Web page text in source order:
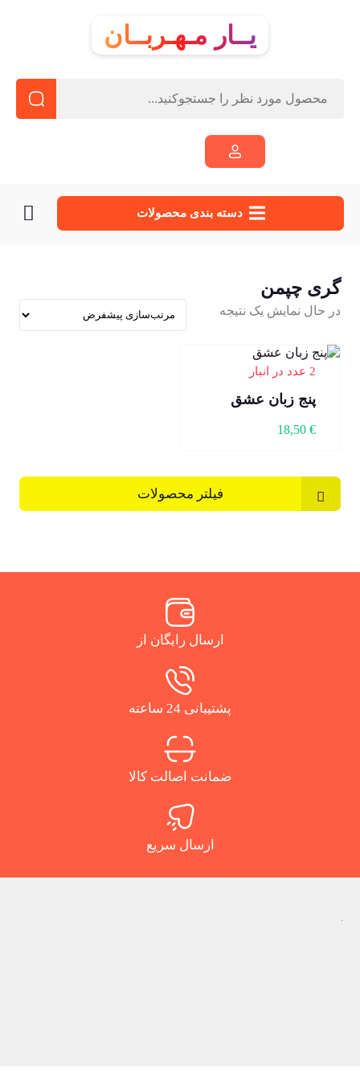
یــار مـهـربــان
دسته‌ بندی محصولات
گری چپمن
در حال نمایش یک نتیجه
2 عدد در انبار
پنج زبان عشق
18,50 €
فیلتر محصولات
ارسال رایگان از
پشتیبانی 24 ساعته
ضمانت اصالت کالا
ارسال سریع
.